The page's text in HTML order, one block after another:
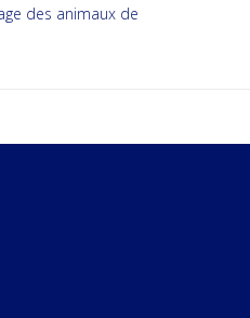
des animaux de